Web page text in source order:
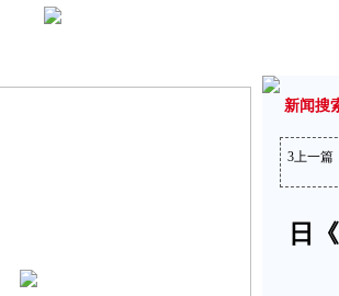
新闻搜
3上一篇
日